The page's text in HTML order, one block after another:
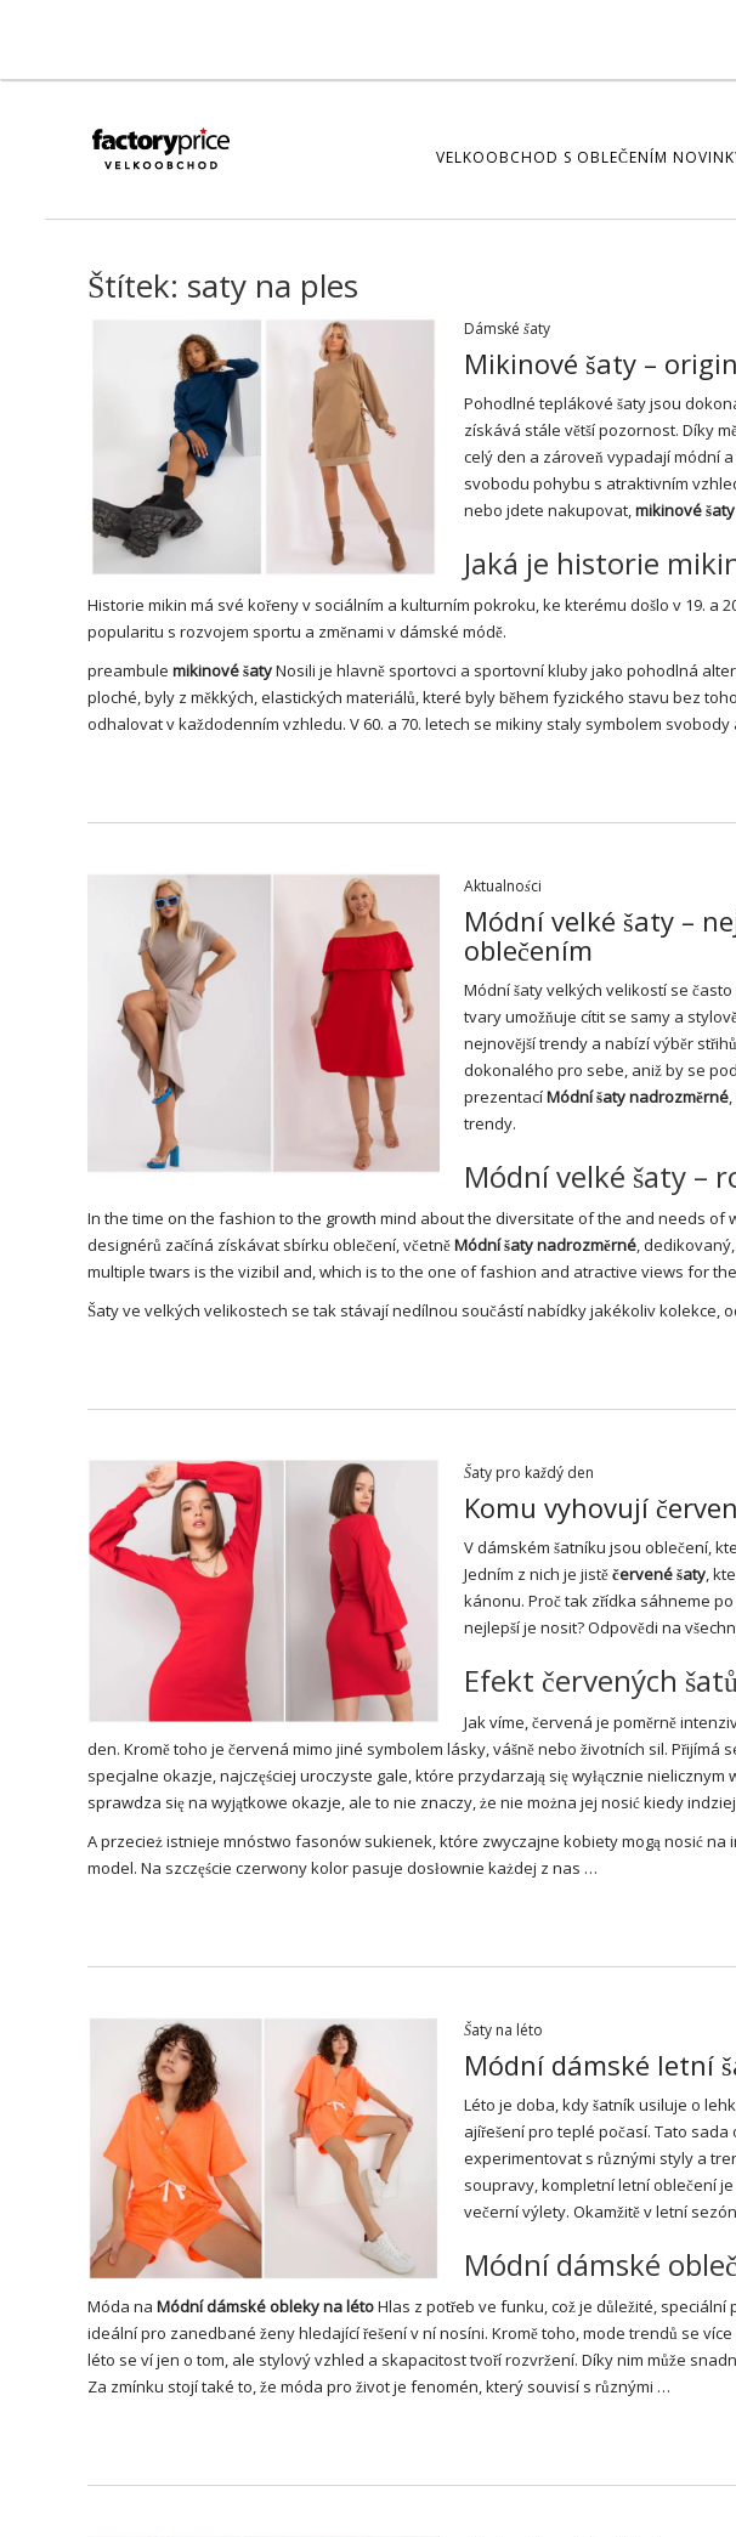
VELKOOBCHOD S OBLEČENÍM
Štítek: saty na ples
Dámské šaty
Mikinové šaty –
Pohodlné teplákové šatyjsou
získává stále větší pozornost. Díky
celý den a zároveň vypadají módní
svobodu pohybu s atraktivním
nebo jdete nakupovat,mikinové šaty
Jaká je historie
Historie mikin má své kořeny v sociálním a kulturním pokroku, ke kterému došlo v 19. a
popularitu s rozvojem sportu a změnami v dámské módě.
preambule mikinové šatyNosili je hlavně sportovci a sportovní kluby jako pohodlná
ploché, byly z měkkých, elastických materiálů, které byly během fyzického stavu bez
odhalovat v každodenním vzhledu. V 60. a 70. letech se mikiny staly symbolem
Aktualności
Módní velké šaty –
oblečením
Módníšatyvelkých velikostí se
tvary umožňuje cítit se samy a
nejnovější trendy a nabízí výběr
dokonalého pro sebe, aniž by se
prezentacíMódní šaty nadrozměrné
trendy.
Módní velké šaty –
In the time on the fashion to the growth mind about the diversitate of the and needs of
designérů začíná získávat sbírku oblečení, včetněMódní šaty nadrozměrné,
multiple twars is the vizibil and, which is to the one of fashion and atractive views for
Šaty ve velkých velikostech se tak stávají nedílnou součástí nabídky jakékoliv kolekce,
Šaty pro každý den
Komu vyhovují
V dámském šatníku jsou oblečení,
Jedním z nich je jistěčervenéšaty,
kánonu. Proč tak zřídka sáhneme
nejlepší je nosit? Odpovědi na
Efekt červených
Jak víme, červená je poměrně
den. Kromě toho je červená mimo jiné symbolem lásky, vášně nebo životních sil. Přijímá
specjalne okazje, najczęściej uroczyste gale, które przydarzają się wyłącznie
sprawdza się na wyjątkowe okazje, ale to nie znaczy, że nie można jej nosić kiedy
A przecież istnieje mnóstwo fasonów sukienek, które zwyczajne kobiety mogą nosić
model. Na szczęście czerwony kolor pasuje dosłownie każdej z nas …
Šaty na léto
Módní dámské letní
Léto je doba, kdy šatník usiluje o
ajířešení pro teplé počasí. Tato
experimentovat s různými styly a
soupravy, kompletní letní oblečení
večerní výlety. Okamžitě v letní
Módní dámské
Móda na Módní dámské obleky na létoHlas z potřeb ve funku, což je důležité,
ideální pro zanedbané ženy hledající řešení v ní nosíni. Kromě toho, mode trendů se
léto se ví jen o tom, ale stylový vzhled a skapacitost tvoří rozvržení. Díky nim může
Za zmínku stojí také to, že móda pro život je fenomén, který souvisí s různými …